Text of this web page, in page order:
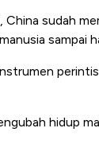
China sudah
sampai
hidup